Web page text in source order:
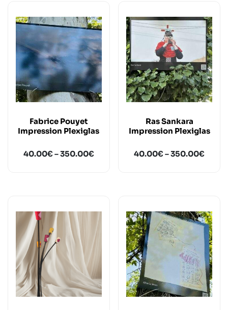
Fabrice Pouyet
Impression Plexiglas
40.00€ –350.00€
Ras Sankara
Impression Plexiglas
40.00€ –350.00€